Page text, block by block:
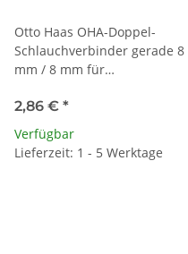
Otto Haas OHA-Doppel-
Schlauchverbinder gerade 8
mm / 8 mm für
2,86 € *
Verfügbar
Lieferzeit: 1 - 5 Werktage